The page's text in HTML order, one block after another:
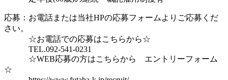
応募：お電話または当社HPの応募フォームよりご応募くだ
さい。
☆お電話での応募はこちらから☆
TEL.092-541-0231
☆WEB応募の方はこちらから エントリーフォーム
☆